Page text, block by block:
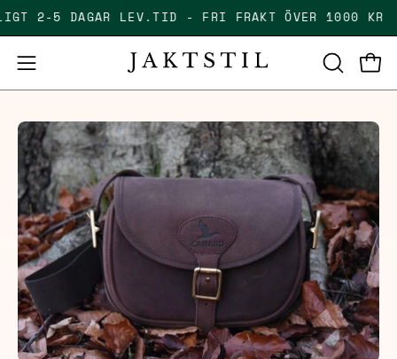
Skip
to
content
2-5 DAGAR LEV.TID - FRI FRAKT ÖVER 1000 KR
Open
navigation
menu
OPEN
SEARCH
Open
image
lightbox